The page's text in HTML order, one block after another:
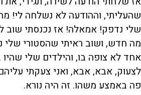
שהעליתי, וההודעה לא נשלחה לי!
שלי נדפק! אמאלה! אז נכנסתי שוב
מה חדש, ושוב ראיתי שהסטורי
אחד לא צופה בו, והילדים שלי
לצעוק, אבא, אבא, ואני צעקתי
פה באמצע משהו. זה היה נורא.